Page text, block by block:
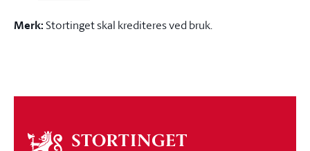
Merk:Stortinget skal krediteres ved bruk.
Om